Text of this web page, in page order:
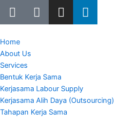
W
h
t
s
a
p
p
E
n
p
e
I
n
r
a
m
L
i
Home
About Us
Services
Bentuk Kerja Sama
Kerjasama Labour Supply
Kerjasama Alih Daya (Outsourcing)
Tahapan Kerja Sama